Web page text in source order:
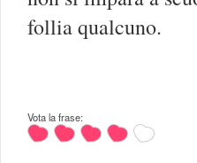
follia qualcuno.
Vota la frase: